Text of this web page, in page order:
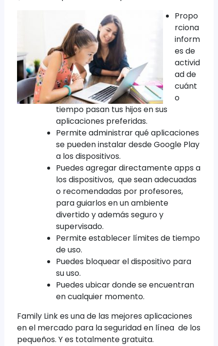
Propo
rciona
inform
es de
activid
ad de
cuánt
o
tiempo pasan tus hijos en sus
aplicaciones preferidas.
Permite administrar qué aplicaciones
se pueden instalar desde Google Play
a los dispositivos.
Puedes agregar directamente apps a
los dispositivos, que sean adecuadas
o recomendadas por profesores,
para guiarlos en un ambiente
divertido y además seguro y
supervisado.
Permite establecer límites de tiempo
de uso.
Puedes bloquear el dispositivo para
su uso.
Puedes ubicar donde se encuentran
en cualquier momento.
Family Link es una de las mejores aplicaciones
en el mercado para la seguridad en línea de los
pequeños. Y es totalmente gratuita.